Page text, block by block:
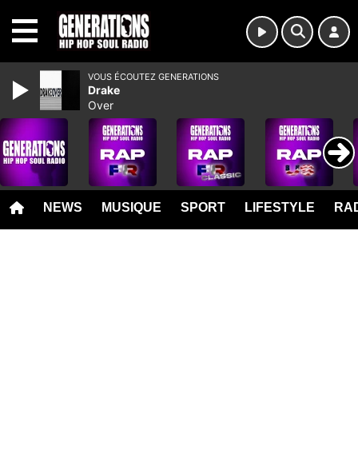
NEWS MUSIQUE SPORT LIFESTYLE
VOUS ÉCOUTEZ GENERATIONS
Drake
Over